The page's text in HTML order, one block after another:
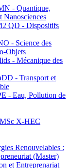
- Quantique,
Nanosciences
QD - Dispositifs
- Science des
Objets
- Mécanique des
- Transport et
- Eau, Pollution de
X-HEC
Renouvelables :
(Master)
et Entreprenariat